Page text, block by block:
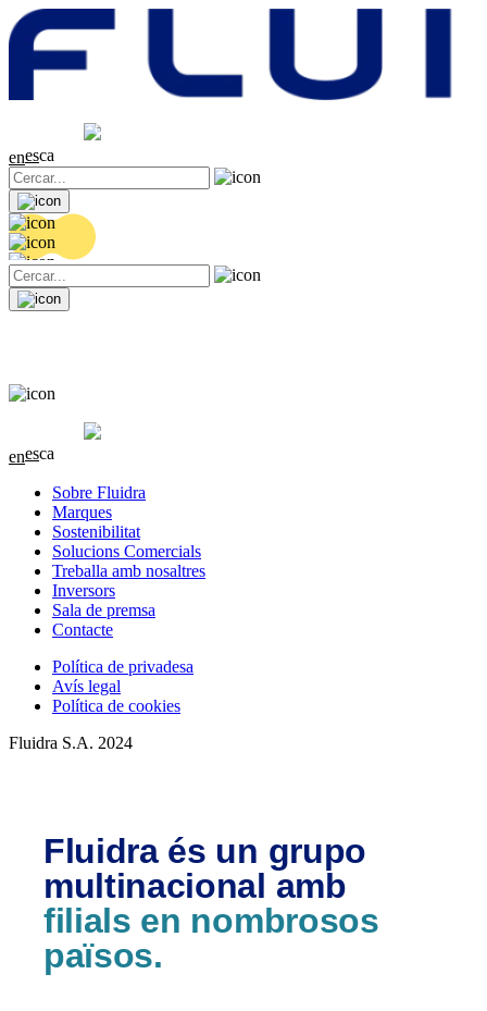
0.04 (+0.2%)
enesca
0.04 (+0.2%)
enesca
Sobre Fluidra
Marques
Sostenibilitat
Solucions Comercials
Treballa amb nosaltres
Inversors
Sala de premsa
Contacte
Política de privadesa
Avís legal
Política de cookies
Fluidra S.A. 2024
Fluidra és un grupo
multinacional amb
filials en nombrosos
països.